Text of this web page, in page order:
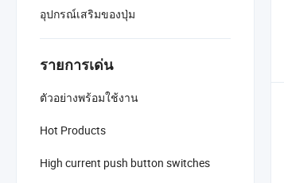
อุปกรณ์เสริมของปุ่ม
รายการเด่น
ตัวอย่างพร้อมใช้งาน
Hot Products
High current push button switches